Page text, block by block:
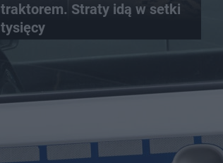
traktorem. Straty idą w setki
tysięcy